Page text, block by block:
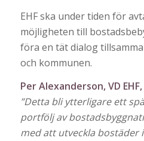
EHF ska under tiden för
möjligheten till
föra en tät dialog
och kommunen.
Per Alexanderson, VD
”Detta bli ytterligare ett
portfölj av
med att utveckla bostäder